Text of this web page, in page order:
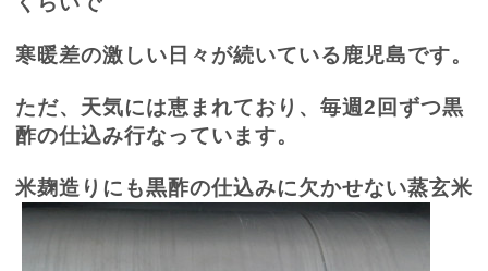
寒暖差の激しい日々が続いている鹿児島です。
ただ、天気には恵まれており、毎週2 回ずつ黒
酢の仕込み行なっています。
米麹造りにも黒酢の仕込みに欠かせない蒸玄米